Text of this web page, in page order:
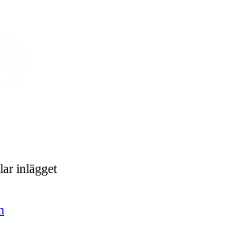
inlägget